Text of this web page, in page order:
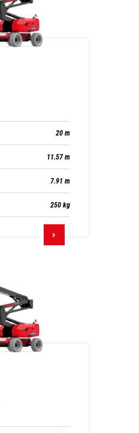
20 m
11.57 m
7.91 m
250 kg